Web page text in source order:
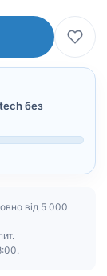
без
від 5 000